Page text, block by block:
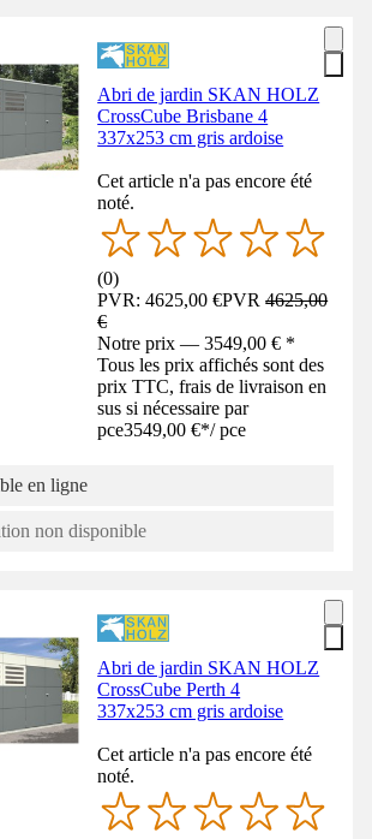
Abri de jardin SKAN HOLZ
CrossCube Brisbane 4
337x253 cm gris ardoise
Cet article n'a pas encore été
noté.
(0)
PVR: 4625,00 €PVR4625,00
€
Notre prix — 3549,00 € *
Tous les prix affichés sont des
prix TTC, frais de livraison en
sus si nécessaire par
pce3549,00 €*/ pce
en ligne
non disponible
Abri de jardin SKAN HOLZ
CrossCube Perth 4
337x253 cm gris ardoise
Cet article n'a pas encore été
noté.